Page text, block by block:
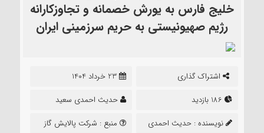
خلیج فارس به یورش خصمانه و تجاوزکارانه
رژیم صهیونیستی به حریم سرزمینی ایران
اشتراک گذاری
23 خرداد 1404
حدیث احمدی سعید
نویسنده : حدیث احمدی
منبع : شرکت پالایش گاز